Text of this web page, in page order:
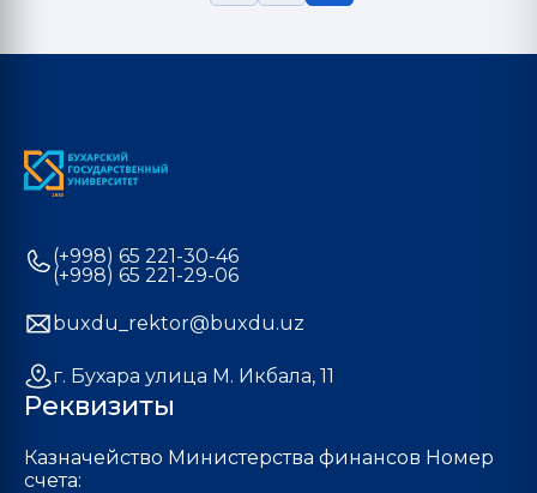
(+998) 65 221-30-46
(+998) 65 221-29-06
buxdu_rektor@buxdu.uz
г. Бухара улица М. Икбала, 11
Реквизиты
Казначейство Министерства финансов Номер
счета: